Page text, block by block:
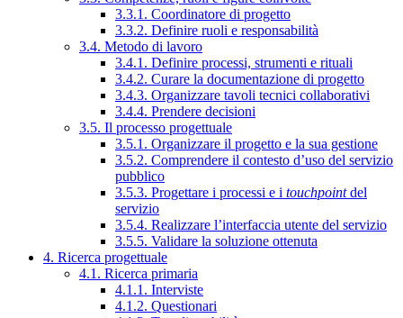
3.3.1. Coordinatore di progetto
3.3.2. Definire ruoli e responsabilità
3.4. Metodo di lavoro
3.4.1. Definire processi, strumenti e rituali
3.4.2. Curare la documentazione di progetto
3.4.3. Organizzare tavoli tecnici collaborativi
3.4.4. Prendere decisioni
3.5. Il processo progettuale
3.5.1. Organizzare il progetto e la sua gestione
3.5.2. Comprendere il contesto d’uso del servizio
pubblico
3.5.3. Progettare i processi e i touchpointdel
servizio
3.5.4. Realizzare l’interfaccia utente del servizio
3.5.5. Validare la soluzione ottenuta
4. Ricerca progettuale
4.1. Ricerca primaria
4.1.1. Interviste
4.1.2. Questionari